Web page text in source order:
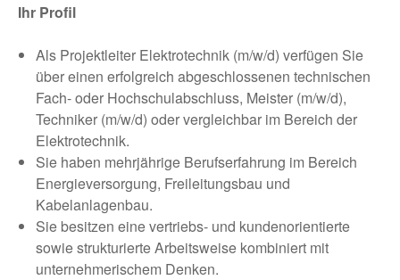
Ihr Profil
Als Projektleiter Elektrotechnik (m/w/d) verfügen Sie
über einen erfolgreich abgeschlossenen technischen
Fach- oder Hochschulabschluss, Meister (m/w/d),
Techniker (m/w/d) oder vergleichbar im Bereich der
Elektrotechnik.
Sie haben mehrjährige Berufserfahrung im Bereich
Energieversorgung, Freileitungsbau und
Kabelanlagenbau.
Sie besitzen eine vertriebs- und kundenorientierte
sowie strukturierte Arbeitsweise kombiniert mit
unternehmerischem Denken.